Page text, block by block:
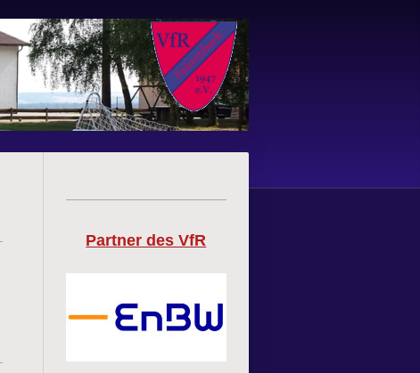
Partner des VfR